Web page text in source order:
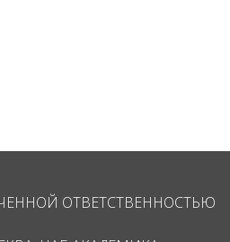
ОТВЕТСТВЕННОСТЬЮ